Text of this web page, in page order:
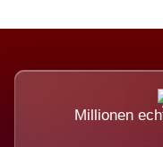
Millionen